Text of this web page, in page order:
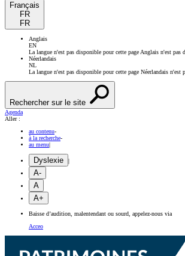
Français
FR
FR
Anglais
EN
La langue n'est pas disponible pour cette page Anglais n'est pas
Néerlandais
NL
La langue n'est pas disponible pour cette page Néerlandais n'est
Rechercher sur le site
Agenda
Aller :
au contenu-
à la recherche-
au menu|
Dyslexie |
A-
A
A+
Baisse d’audition, malentendant ou sourd, appelez-nous via
Acceo